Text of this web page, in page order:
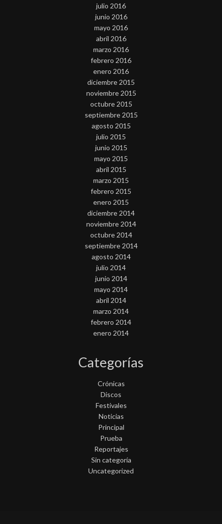
julio 2016
junio 2016
mayo 2016
abril 2016
marzo 2016
febrero 2016
enero 2016
diciembre 2015
noviembre 2015
octubre 2015
septiembre 2015
agosto 2015
julio 2015
junio 2015
mayo 2015
abril 2015
marzo 2015
febrero 2015
enero 2015
diciembre 2014
noviembre 2014
octubre 2014
septiembre 2014
agosto 2014
julio 2014
junio 2014
mayo 2014
abril 2014
marzo 2014
febrero 2014
enero 2014
Categorías
Crónicas
Discos
Festivales
Noticias
Principal
Prueba
Reportajes
Sin categoría
Uncategorized